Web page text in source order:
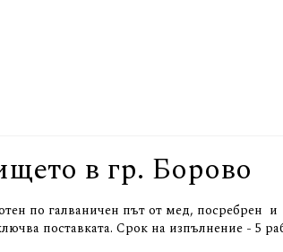
в гр. Борово
по галваничен път от мед, посребрен и
поставката. Срок на изпълнение - 5